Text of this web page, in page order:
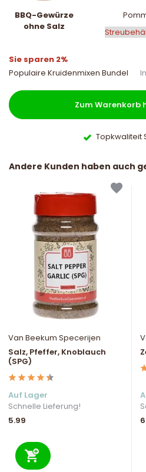
BBQ-Gewürze
ohne Salz
Sie sparen 2%
Populaire Kruidenmixen Bundel
Zum Warenkorb
Topkwaliteit
Andere Kunden haben auch
Van Beekum Specerijen
Salz, Pfeffer, Knoblauch
(SPG)
Auf Lager
Schnelle Lieferung!
5.99